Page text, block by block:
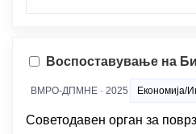
Воспоставување на
ВМРО-ДПМНЕ · 2025 Економија/
Советодавен орган за